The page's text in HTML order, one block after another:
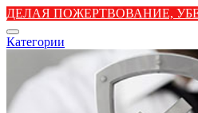
ДЕЛАЯ ПОЖЕРТВОВАНИЕ,
Категории